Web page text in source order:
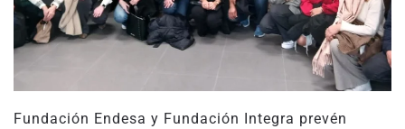
Fundación Endesa y Fundación Integra prevén